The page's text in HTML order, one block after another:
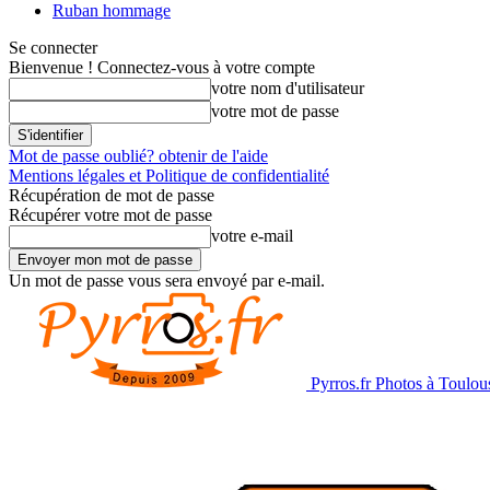
Ruban hommage
Se connecter
Bienvenue ! Connectez-vous à votre compte
votre nom d'utilisateur
votre mot de passe
Mot de passe oublié? obtenir de l'aide
Mentions légales et Politique de confidentialité
Récupération de mot de passe
Récupérer votre mot de passe
votre e-mail
Un mot de passe vous sera envoyé par e-mail.
Pyrros.fr Photos à